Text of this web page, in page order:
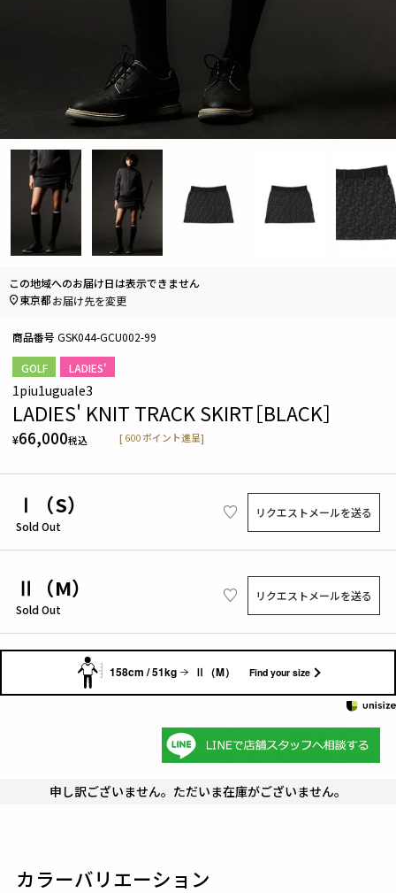
GOLF LADIES'
1piu1uguale3
LADIES' KNIT TRACK SKIRT［BLACK］
¥66,000税込 [ 600 ポイント進呈]
商品番号 GSK044-GCU002-99
Ⅰ（S）
Sold Out
リクエストメールを送る
Ⅱ（M）
Sold Out
リクエストメールを送る
158cm / 51kg Ⅱ（M） Find your size
この地域へのお届け日は表示できません
東京都お届け先を変更
申し訳ございません。ただいま在庫がございません。
カラーバリエーション